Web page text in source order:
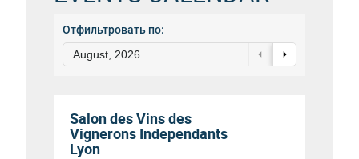
Отфильтровать по:
August, 2026
Salon des Vins des
Vignerons Independants
Lyon